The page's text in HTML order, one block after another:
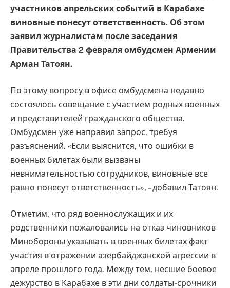
участников апрельских событий в Карабахе
виновные понесут ответственность. Об этом
заявил журналистам после заседания
Правительства 2 февраля омбудсмен Армении
Арман Татоян.
По этому вопросу в офисе омбудсмена недавно
состоялось совещание с участием родных военных
и представителей гражданского общества.
Омбудсмен уже направил запрос, требуя
разъяснений. «Если выяснится, что ошибки в
военных билетах были вызваны
невнимательностью сотрудников, виновные все
равно понесут ответственность», – добавил Татоян.
Отметим, что ряд военнослужащих и их
родственники пожаловались на отказ чиновников
Минобороны указывать в военных билетах факт
участия в отражении азербайджанской агрессии в
апреле прошлого года. Между тем, несшие боевое
дежурство в Карабахе в эти дни солдаты-срочники